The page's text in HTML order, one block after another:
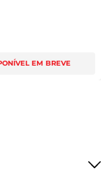
EM BREVE